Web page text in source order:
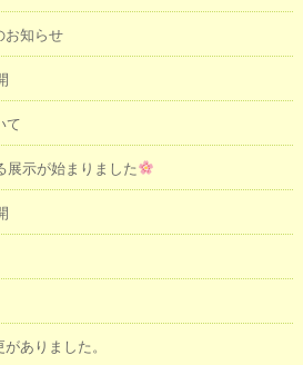
お知らせ
て
展示が始まりました
ありました。